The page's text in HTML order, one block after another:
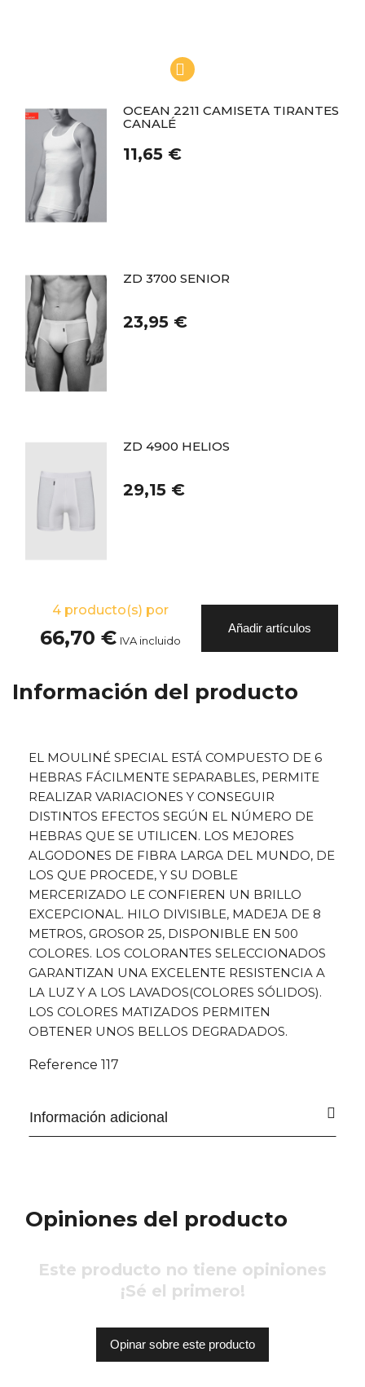
OCEAN 2211 CAMISETA TIRANTES
CANALÉ
11,65 €
ZD 3700 SENIOR
23,95 €
ZD 4900 HELIOS
29,15 €
4producto(s) por
66,70 € IVA incluido
Añadir artículos
Información del producto
EL MOULINÉ SPECIAL ESTÁ COMPUESTO DE 6
HEBRAS FÁCILMENTE SEPARABLES, PERMITE
REALIZAR VARIACIONES Y CONSEGUIR
DISTINTOS EFECTOS SEGÚN EL NÚMERO DE
HEBRAS QUE SE UTILICEN. LOS MEJORES
ALGODONES DE FIBRA LARGA DEL MUNDO, DE
LOS QUE PROCEDE, Y SU DOBLE
MERCERIZADO LE CONFIEREN UN BRILLO
EXCEPCIONAL. HILO DIVISIBLE, MADEJA DE 8
METROS, GROSOR 25, DISPONIBLE EN 500
COLORES. LOS COLORANTES SELECCIONADOS
GARANTIZAN UNA EXCELENTE RESISTENCIA A
LA LUZ Y A LOS LAVADOS(COLORES SÓLIDOS).
LOS COLORES MATIZADOS PERMITEN
OBTENER UNOS BELLOS DEGRADADOS.
Reference 117
Información adicional
Opiniones del producto
Este producto no tiene opiniones
¡Sé el primero!
Opinar sobre este producto